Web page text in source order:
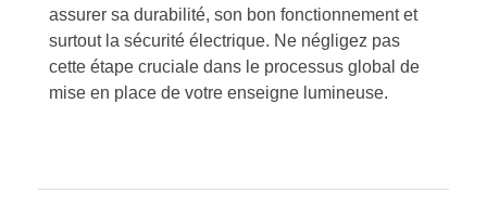
assurer sa durabilité, son bon fonctionnement et
surtout la sécurité électrique. Ne négligez pas
cette étape cruciale dans le processus global de
mise en place de votre enseigne lumineuse.